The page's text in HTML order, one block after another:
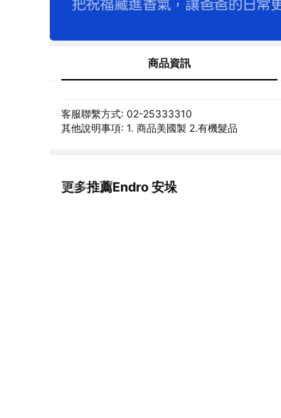
商品資訊
客服聯繫方式: 02-25333310
其他說明事項: 1. 商品美國製 2.有機髮品
更多推薦Endro 安垛
看更多